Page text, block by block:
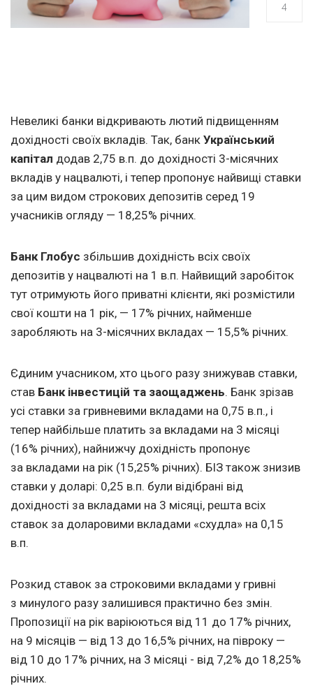
4
Невеликі банки відкривають лютий підвищенням
дохідності своїх вкладів. Так, банк Український
капітал додав 2,75 в.п. до дохідності 3-місячних
вкладів у нацвалюті, і тепер пропонує найвищі ставки
за цим видом строкових депозитів серед 19
учасників огляду — 18,25% річних.
Банк Глобус збільшив дохідність всіх своїх
депозитів у нацвалюті на 1 в.п. Найвищий заробіток
тут отримують його приватні клієнти, які розмістили
свої кошти на 1 рік, — 17% річних, найменше
заробляють на 3-місячних вкладах — 15,5% річних.
Єдиним учасником, хто цього разу знижував ставки,
став Банк інвестицій та заощаджень. Банк зрізав
усі ставки за гривневими вкладами на 0,75 в.п., і
тепер найбільше платить за вкладами на 3 місяці
(16% річних), найнижчу дохідність пропонує
за вкладами на рік (15,25% річних). БІЗ також знизив
ставки у доларі: 0,25 в.п. були відібрані від
дохідності за вкладами на 3 місяці, решта всіх
ставок за доларовими вкладами «схудла» на 0,15
в.п.
Розкид ставок за строковими вкладами у гривні
з минулого разу залишився практично без змін.
Пропозиції на рік варіюються від 11 до 17% річних,
на 9 місяців — від 13 до 16,5% річних, на півроку —
від 10 до 17% річних, на 3 місяці - від 7,2% до 18,25%
річних.